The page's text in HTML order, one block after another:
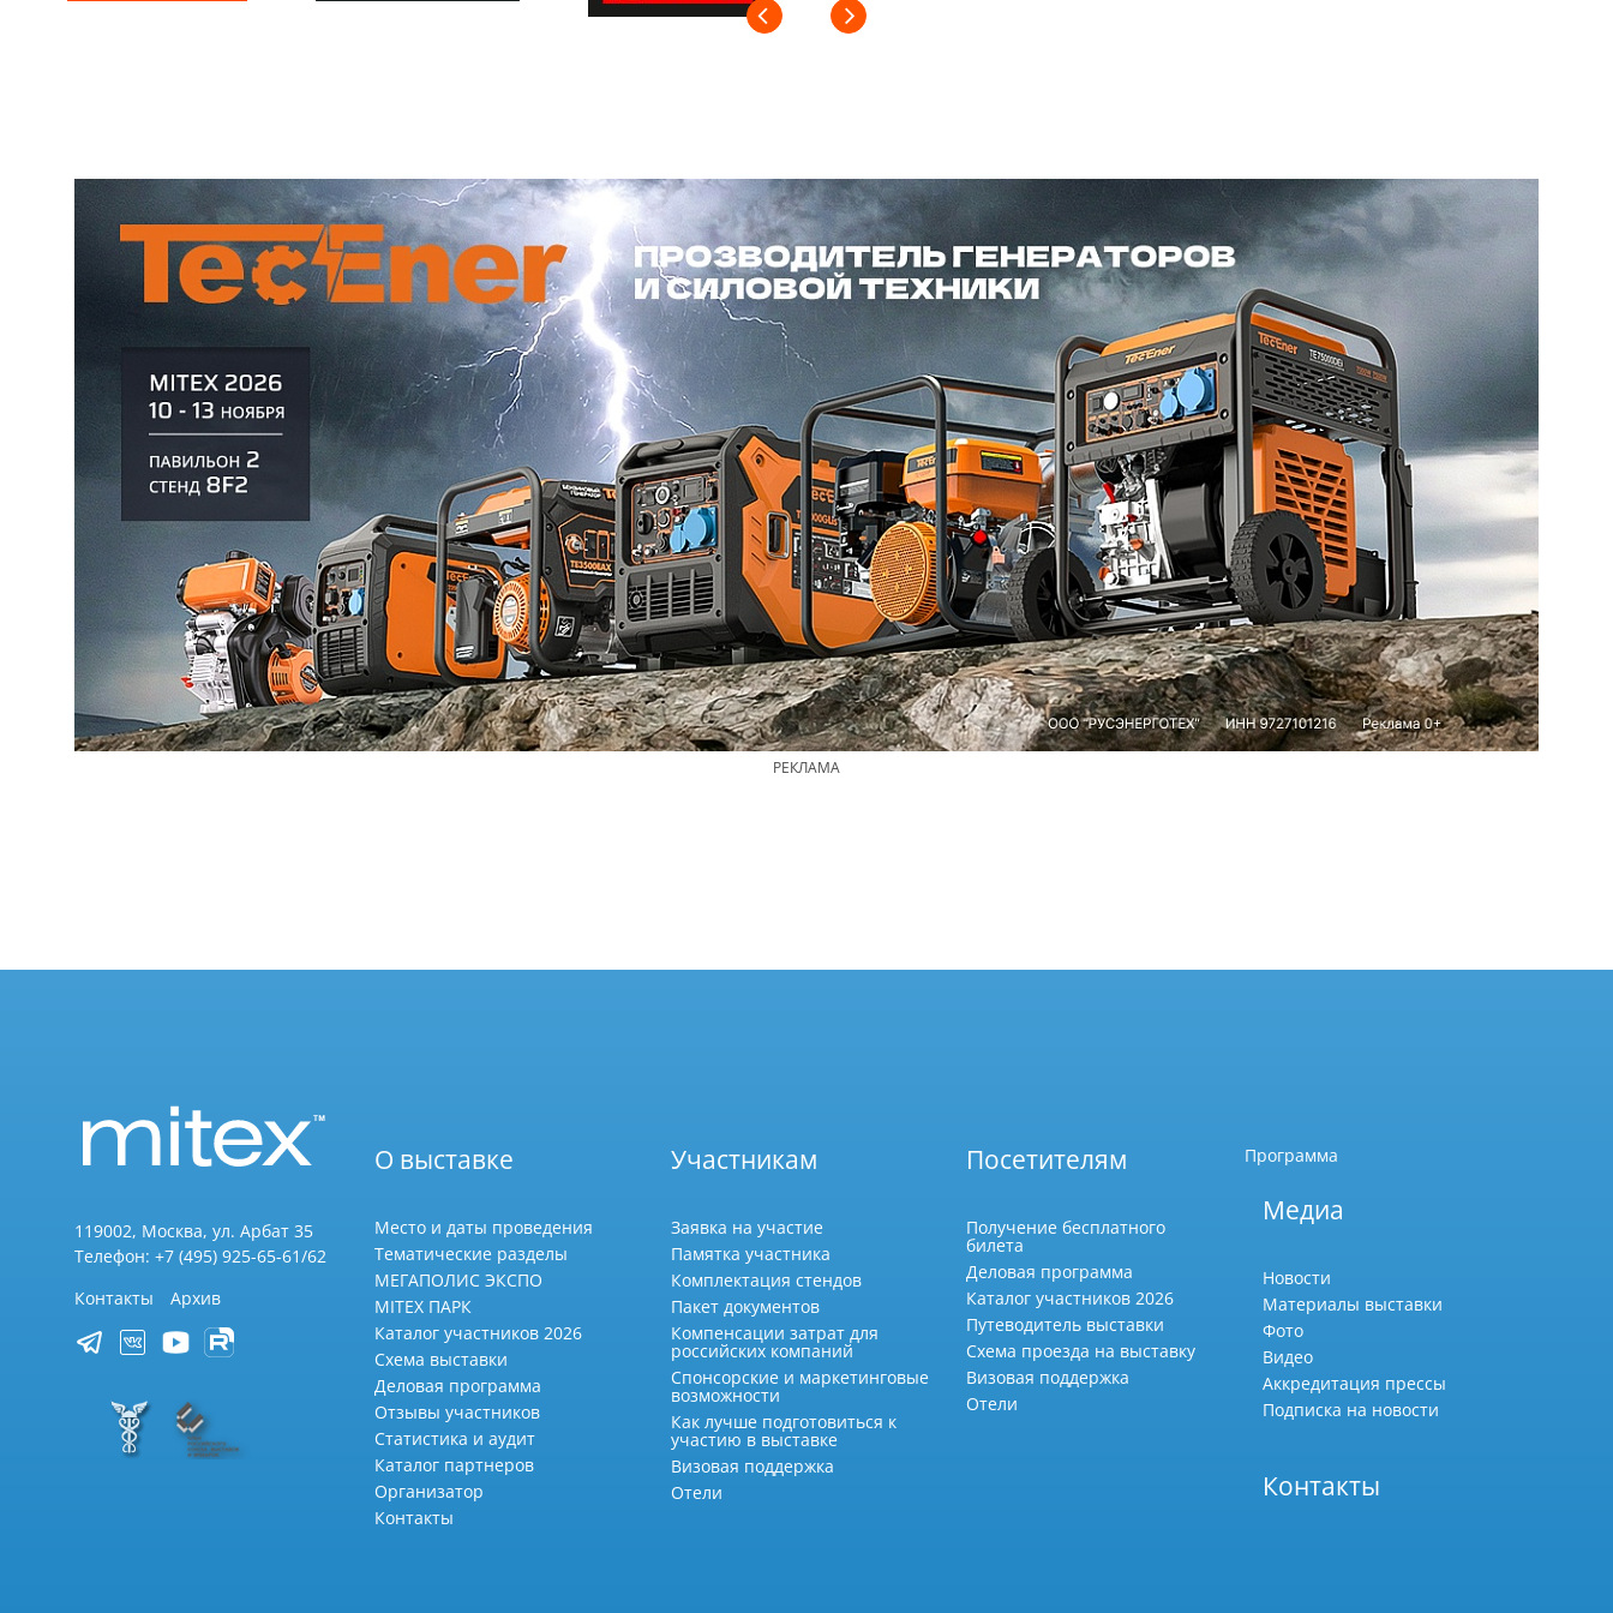
РЕКЛАМА
119002, Москва, ул. Арбат 35
Телефон: +7 (495) 925-65-61/62
Контакты
Архив
О выставке
Место и даты проведения
Тематические разделы
МЕГАПОЛИС ЭКСПО
MITEX ПАРК
Каталог участников 2026
Схема выставки
Деловая программа
Отзывы участников
Статистика и аудит
Каталог партнеров
Организатор
Контакты
Участникам
Заявка на участие
Памятка участника
Комплектация стендов
Пакет документов
Компенсации затрат для
российских компаний
Спонсорские и маркетинговые
возможности
Как лучше подготовиться к
участию в выставке
Визовая поддержка
Отели
Посетителям
Получение бесплатного
билета
Деловая программа
Каталог участников 2026
Путеводитель выставки
Схема проезда на выставку
Визовая поддержка
Отели
Программа
Медиа
Новости
Материалы выставки
Фото
Видео
Аккредитация прессы
Подписка на новости
Контакты